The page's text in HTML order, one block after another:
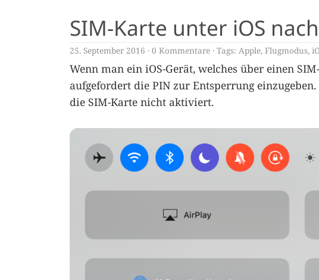
SIM-Karte unter iOS
25. September 2016 0 Kommentare Tags: Apple, Flugmodus,
Wenn man ein iOS-Gerät, welches über einen
aufgefordert die PIN zur Entsperrung
die SIM-Karte nicht aktiviert.